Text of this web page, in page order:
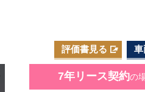
評価書見る 車
7年リース契約の